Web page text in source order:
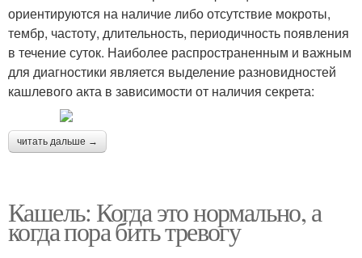
ориентируются на наличие либо отсутствие мокроты,
тембр, частоту, длительность, периодичность появления
в течение суток. Наиболее распространенным и важным
для диагностики является выделение разновидностей
кашлевого акта в зависимости от наличия секрета:
читать дальше →
Кашель: Когда это нормально, а
когда пора бить тревогу